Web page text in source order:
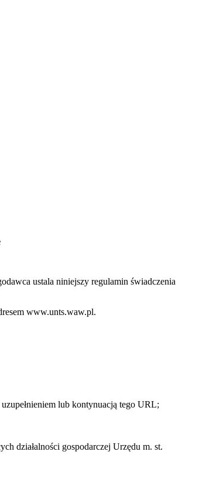
ustala niniejszy regulamin świadczenia
www.unts.waw.pl.
lub kontynuacją tego URL;
działalności gospodarczej Urzędu m. st.